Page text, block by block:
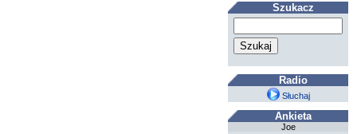
Szukacz
Radio
Słuchaj
Ankieta
Joe